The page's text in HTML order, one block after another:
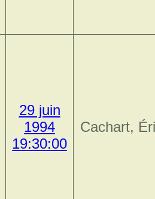
29 juin
1994
19:30:00
Cachart,